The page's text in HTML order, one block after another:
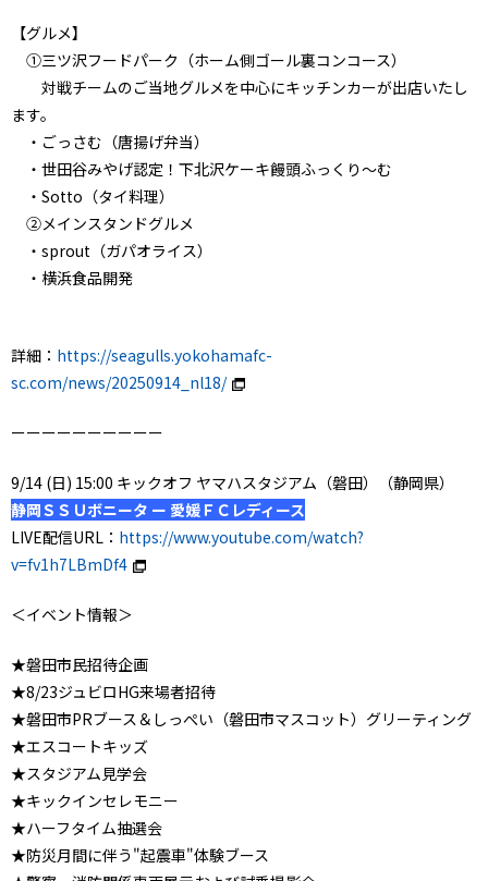
【グルメ】
①三ツ沢フードパーク（ホーム側ゴール裏コンコース）
対戦チームのご当地グルメを中心にキッチンカーが出店いたし
ます。
・ごっさむ（唐揚げ弁当）
・世田谷みやげ認定！下北沢ケーキ饅頭ふっくり～む
・Sotto（タイ料理）
②メインスタンドグルメ
・sprout（ガパオライス）
・横浜食品開発
詳細： https://seagulls.yokohamafc-
sc.com/news/20250914_nl18/
ーーーーーーーーーー
9/14 (日) 15:00 キックオフ ヤマハスタジアム（磐田）（静岡県）
静岡ＳＳＵボニータ ー 愛媛ＦＣレディース
LIVE配信URL： https://www.youtube.com/watch?
v=fv1h7LBmDf4
＜イベント情報＞
★磐田市民招待企画
★8/23ジュビロHG来場者招待
★磐田市PRブース＆しっぺい（磐田市マスコット）グリーティング
★エスコートキッズ
★スタジアム見学会
★キックインセレモニー
★ハーフタイム抽選会
★防災月間に伴う"起震車"体験ブース